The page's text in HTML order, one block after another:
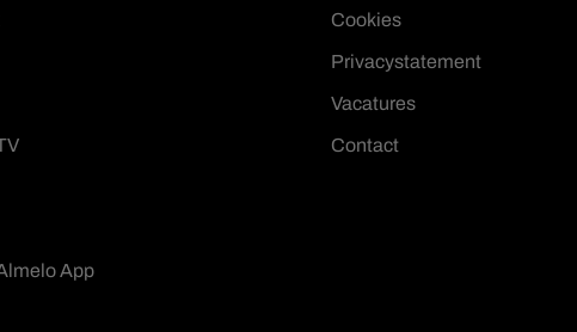
App
Cookies
Privacystatement
Vacatures
Contact